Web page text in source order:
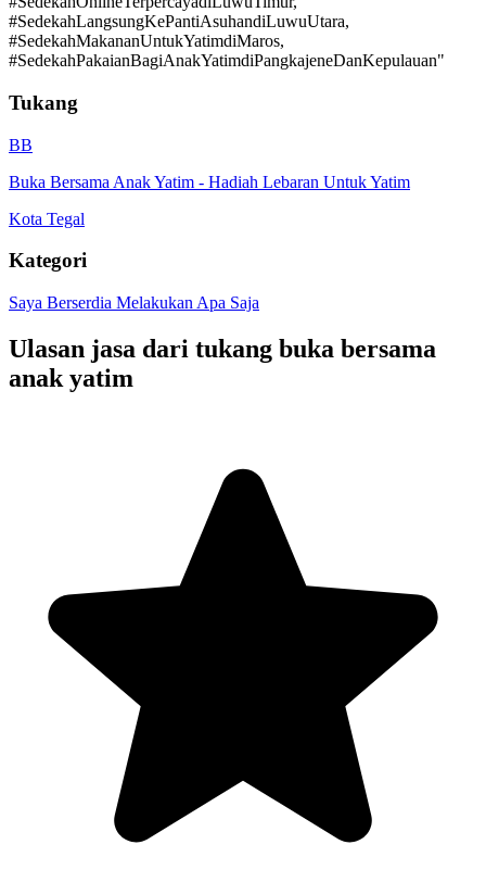
#SedekahLangsungKePantiAsuhandiLuwuUtara,
#SedekahMakananUntukYatimdiMaros,
#SedekahPakaianBagiAnakYatimdiPangkajeneDanKepulauan"
Tukang
BB
Buka Bersama Anak Yatim - Hadiah Lebaran Untuk Yatim
Kota Tegal
Kategori
Saya Berserdia Melakukan Apa Saja
Ulasan jasa dari tukang buka bersama
anak yatim